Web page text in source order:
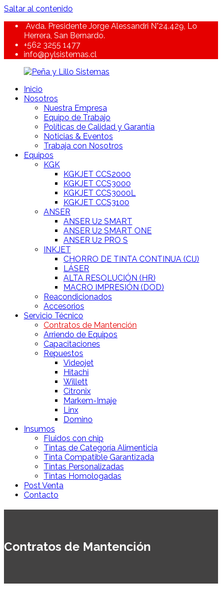
Saltar al contenido
Avda. Presidente Jorge Alessandri N°24.429, Lo
Herrera, San Bernardo.
+562 3255 1477
info@pylsistemas.cl
Peña
Sistemas
Trazabilidad,
Equipamiento
Servicios
Inicio
Nosotros
Nuestra Empresa
Equipo de Trabajo
Políticas de Calidad y Garantía
Noticias & Eventos
Trabaja con Nosotros
Equipos
KGK
KGKJET CCS2000
KGKJET CCS3000
KGKJET CCS3000L
KGKJET CCS3100
ANSER
ANSER U2 SMART
ANSER U2 SMART ONE
ANSER U2 PRO S
INKJET
CHORRO DE TINTA CONTINUA (CIJ)
LÁSER
ALTA RESOLUCIÓN (HR)
MACRO IMPRESIÓN (DOD)
Reacondicionados
Accesorios
Servicio Técnico
Contratos de Mantención
Arriendo de Equipos
Capacitaciones
Repuestos
Videojet
Hitachi
Willett
Citronix
Markem-Imaje
Linx
Domino
Insumos
Fluidos con chip
Tintas de Categoría Alimenticia
Tinta Compatible Garantizada
Tintas Personalizadas
Tintas Homologadas
Post Venta
Contacto
Contratos de Mantención